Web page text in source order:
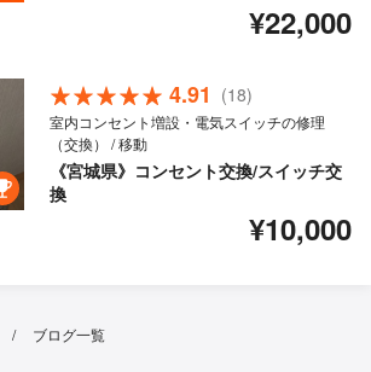
¥22,000
4.91 (18)
室内コンセント増設・電気スイッチの修理
（交換） / 移動
《宮城県》コンセント交換/スイッチ交
換
¥10,000
ブログ一覧